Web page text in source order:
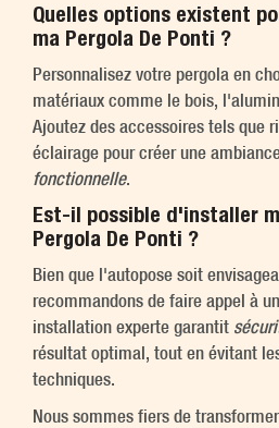
Quelles options existent
ma Pergola De Ponti ?
Personnalisez votre pergola en
matériaux comme le bois,
Ajoutez des accessoires tels que
éclairage pour créer une
fonctionnelle.
Est-il possible d'installer
Pergola De Ponti ?
Bien que l'autopose soit
recommandons de faire appel à
installation experte garantit
résultat optimal, tout en évitant
techniques.
Nous sommes fiers de